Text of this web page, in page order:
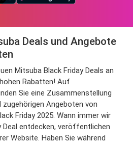
Deals und Angebote
Mitsuba Black Friday Deals an
Rabatten! Auf
Sie eine Zusammenstellung
Angeboten von
Friday 2025. Wann immer wir
Deal entdecken, veröffentlichen
Website. Haben Sie während